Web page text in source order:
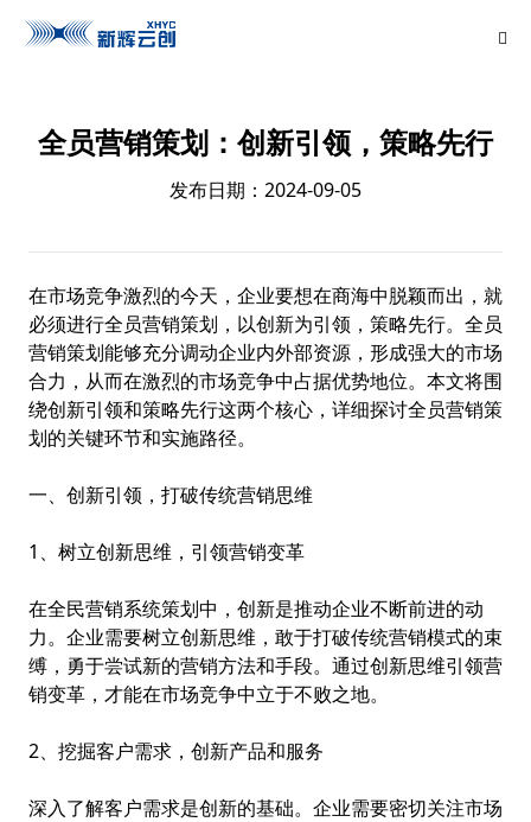
全员营销策划：创新引领，策略先行
发布日期：2024-09-05
在市场竞争激烈的今天，企业要想在商海中脱颖而出，就
必须进行全员营销策划，以创新为引领，策略先行。全员
营销策划能够充分调动企业内外部资源，形成强大的市场
合力，从而在激烈的市场竞争中占据优势地位。本文将围
绕创新引领和策略先行这两个核心，详细探讨全员营销策
划的关键环节和实施路径。
一、创新引领，打破传统营销思维
1、树立创新思维，引领营销变革
在全民营销系统策划中，创新是推动企业不断前进的动
力。企业需要树立创新思维，敢于打破传统营销模式的束
缚，勇于尝试新的营销方法和手段。通过创新思维引领营
销变革，才能在市场竞争中立于不败之地。
2、挖掘客户需求，创新产品和服务
深入了解客户需求是创新的基础。企业需要密切关注市场